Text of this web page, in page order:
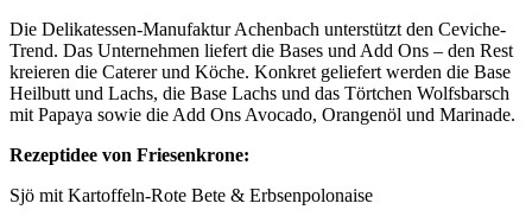
Die Delikatessen-Manufaktur Achenbach unterstützt den Ceviche-
Trend. Das Unternehmen liefert die Bases und Add Ons – den Rest
kreieren die Caterer und Köche. Konkret geliefert werden die Base
Heilbutt und Lachs, die Base Lachs und das Törtchen Wolfsbarsch
mit Papaya sowie die Add Ons Avocado, Orangenöl und Marinade.
Rezeptidee von Friesenkrone:
Sjö mit Kartoffeln-Rote Bete & Erbsenpolonaise